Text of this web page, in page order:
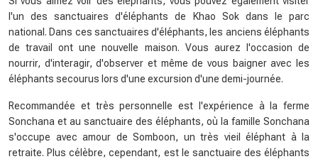
l'un des sanctuaires d'éléphants de Khao Sok dans le parc
national. Dans ces sanctuaires d'éléphants, les anciens éléphants
de travail ont une nouvelle maison. Vous aurez l'occasion de
nourrir, d'interagir, d'observer et même de vous baigner avec les
éléphants secourus lors d'une excursion d'une demi-journée.
Recommandée et très personnelle est l'expérience à la ferme
Sonchana et au sanctuaire des éléphants, où la famille Sonchana
s'occupe avec amour de Somboon, un très vieil éléphant à la
retraite. Plus célèbre, cependant, est le sanctuaire des éléphants